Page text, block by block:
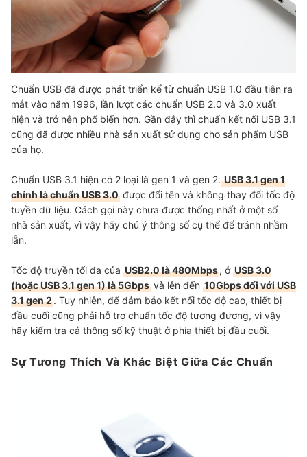
Chuẩn USB đã được phát triển kể từ chuẩn USB 1.0 đầu tiên ra
mắt vào năm 1996, lần lượt các chuẩn USB 2.0 và 3.0 xuất
hiện và trở nên phổ biến hơn. Gần đây thì chuẩn kết nối USB 3.1
cũng đã được nhiều nhà sản xuất sử dụng cho sản phẩm USB
của họ.
Chuẩn USB 3.1 hiện có 2 loại là gen 1 và gen 2.USB 3.1 gen 1
chính là chuẩn USB 3.0 được đổi tên và không thay đổi tốc độ
tuyền dữ liệu. Cách gọi này chưa được thống nhất ở một số
nhà sản xuất, vì vậy hãy chú ý thông số cụ thể để tránh nhầm
lẫn.
Tốc độ truyền tối đa của USB2.0 là 480Mbps, ở USB 3.0
(hoặc USB 3.1 gen 1) là 5Gbps và lên đến 10Gbps đối với USB
3.1 gen 2. Tuy nhiên, để đảm bảo kết nối tốc độ cao, thiết bị
đầu cuối cũng phải hỗ trợ chuẩn tốc độ tương đương, vì vậy
hãy kiểm tra cả thông số kỹ thuật ở phía thiết bị đầu cuối.
Sự Tương Thích Và Khác Biệt Giữa Các Chuẩn